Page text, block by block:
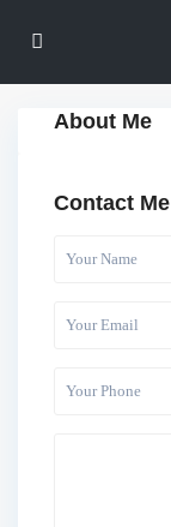
About Me
Contact Me